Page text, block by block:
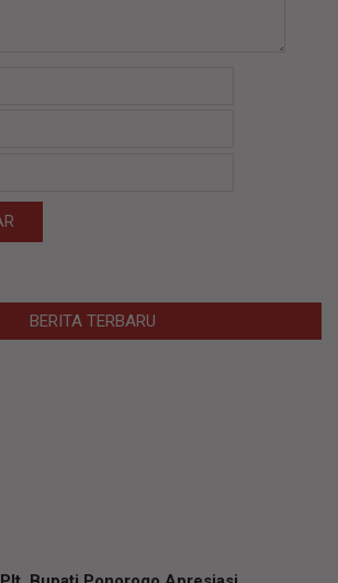
BERITA TERBARU